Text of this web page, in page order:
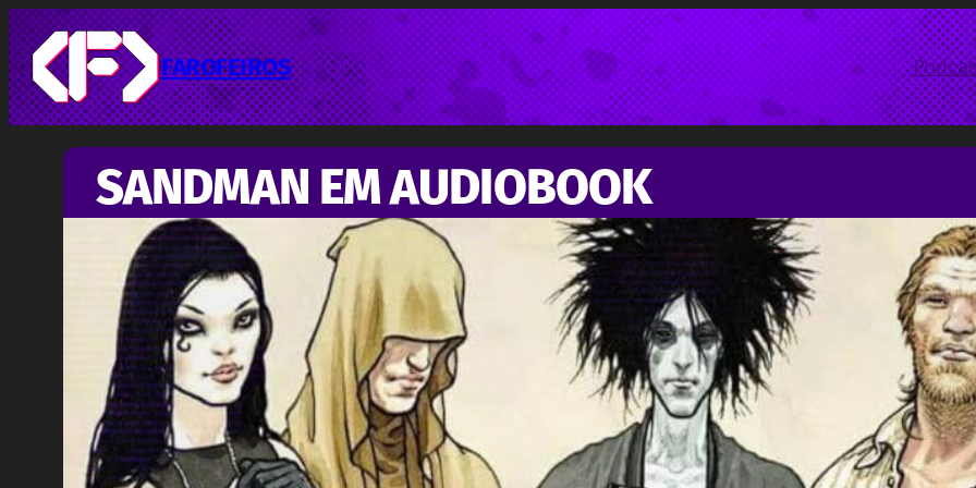
Pular
para
o
conteúdo
FAROFEIROS
SANDMAN EM AUDIOBOOK